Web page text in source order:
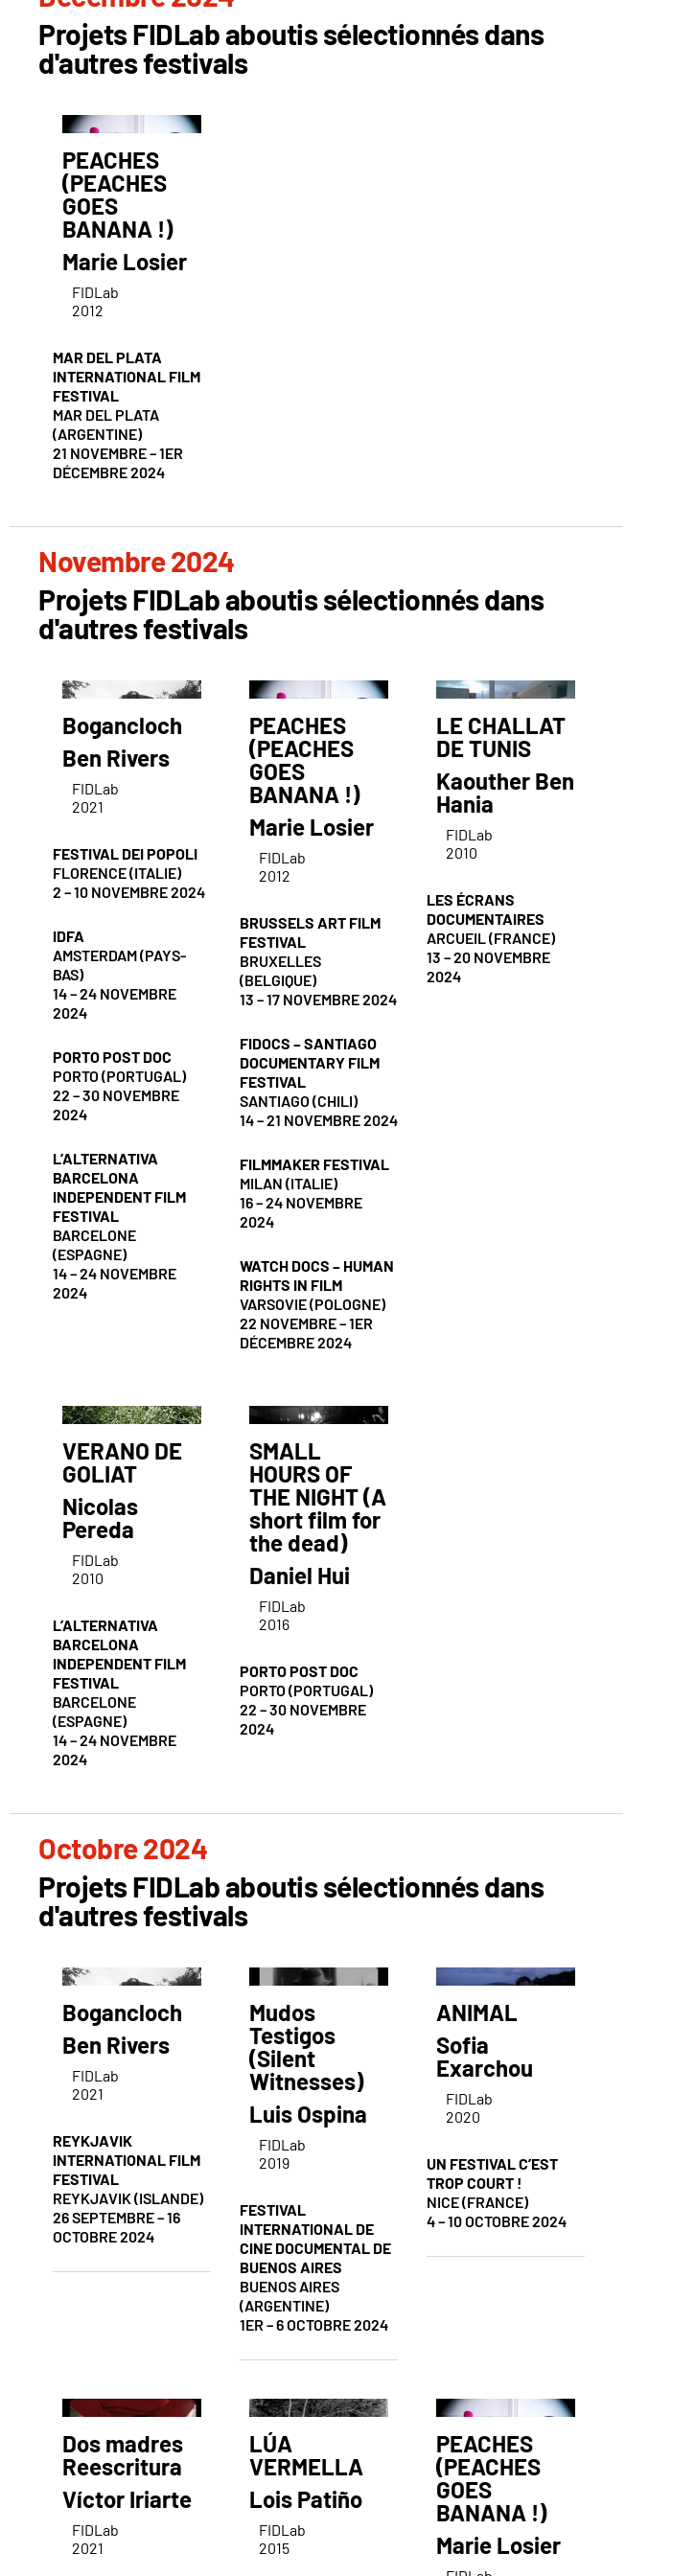
Projets FIDLab aboutis sélectionnés dans
d'autres festivals
PEACHES
(PEACHES
GOES
BANANA !)
Marie Losier
FIDLab
2012
MAR DEL PLATA
INTERNATIONAL FILM
FESTIVAL
MAR DEL PLATA
(ARGENTINE)
21 NOVEMBRE – 1ER
DÉCEMBRE 2024
Novembre 2024
Projets FIDLab aboutis sélectionnés dans
d'autres festivals
Bogancloch
Ben Rivers
FIDLab
2021
FESTIVAL DEI POPOLI
FLORENCE (ITALIE)
2 – 10 NOVEMBRE 2024
IDFA
AMSTERDAM (PAYS-
BAS)
14 – 24 NOVEMBRE
2024
PORTO POST DOC
PORTO (PORTUGAL)
22 – 30 NOVEMBRE
2024
L’ALTERNATIVA
BARCELONA
INDEPENDENT FILM
FESTIVAL
BARCELONE
(ESPAGNE)
14 – 24 NOVEMBRE
2024
PEACHES
(PEACHES
GOES
BANANA !)
Marie Losier
FIDLab
2012
BRUSSELS ART FILM
FESTIVAL
BRUXELLES
(BELGIQUE)
13 – 17 NOVEMBRE 2024
FIDOCS – SANTIAGO
DOCUMENTARY FILM
FESTIVAL
SANTIAGO (CHILI)
14 – 21 NOVEMBRE 2024
FILMMAKER FESTIVAL
MILAN (ITALIE)
16 – 24 NOVEMBRE
2024
WATCH DOCS – HUMAN
RIGHTS IN FILM
VARSOVIE (POLOGNE)
22 NOVEMBRE – 1ER
DÉCEMBRE 2024
LE CHALLAT
DE TUNIS
Kaouther Ben
Hania
FIDLab
2010
LES ÉCRANS
DOCUMENTAIRES
ARCUEIL (FRANCE)
13 – 20 NOVEMBRE
2024
VERANO DE
GOLIAT
Nicolas
Pereda
FIDLab
2010
L’ALTERNATIVA
BARCELONA
INDEPENDENT FILM
FESTIVAL
BARCELONE
(ESPAGNE)
14 – 24 NOVEMBRE
2024
SMALL
HOURS OF
THE NIGHT (A
short film for
the dead)
Daniel Hui
FIDLab
2016
PORTO POST DOC
PORTO (PORTUGAL)
22 – 30 NOVEMBRE
2024
Octobre 2024
Projets FIDLab aboutis sélectionnés dans
d'autres festivals
Bogancloch
Ben Rivers
FIDLab
2021
REYKJAVIK
INTERNATIONAL FILM
FESTIVAL
REYKJAVIK (ISLANDE)
26 SEPTEMBRE – 16
OCTOBRE 2024
Mudos
Testigos
(Silent
Witnesses)
Luis Ospina
FIDLab
2019
FESTIVAL
INTERNATIONAL DE
CINE DOCUMENTAL DE
BUENOS AIRES
BUENOS AIRES
(ARGENTINE)
1ER – 6 OCTOBRE 2024
ANIMAL
Sofia
Exarchou
FIDLab
2020
UN FESTIVAL C’EST
TROP COURT !
NICE (FRANCE)
4 – 10 OCTOBRE 2024
Dos madres
Reescritura
Víctor Iriarte
FIDLab
2021
LÚA
VERMELLA
Lois Patiño
FIDLab
2015
PEACHES
(PEACHES
GOES
BANANA !)
Marie Losier